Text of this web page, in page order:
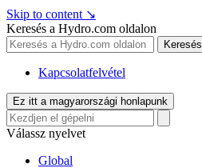
Skip to content ↘
Keresés a Hydro.com oldalon
Keresés
Kapcsolatfelvétel
Ez itt a magyarországi honlapunk
Válassz nyelvet
Global